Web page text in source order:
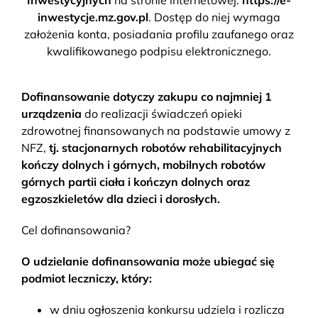
inwestycje.mz.gov.pl. Dostęp do niej wymaga
założenia konta, posiadania profilu zaufanego oraz
kwalifikowanego podpisu elektronicznego.
Dofinansowanie dotyczy zakupu co najmniej 1
urządzenia do realizacji świadczeń opieki
zdrowotnej finansowanych na podstawie umowy z
NFZ, tj. stacjonarnych robotów rehabilitacyjnych
kończy dolnych i górnych, mobilnych robotów
górnych partii ciała i kończyn dolnych oraz
egzoszkieletów dla dzieci i dorosłych.
Cel dofinansowania?
O udzielanie dofinansowania może ubiegać się
podmiot leczniczy, który:
w dniu ogłoszenia konkursu udziela i rozlicza